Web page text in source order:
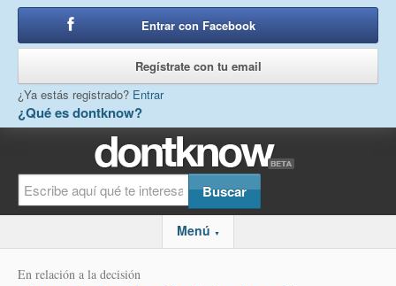
¿Qué es dontknow?
Entrar con Facebook
Regístrate con tu email
¿Ya estás registrado? Entrar
Menú ▼
En relación a la decisión